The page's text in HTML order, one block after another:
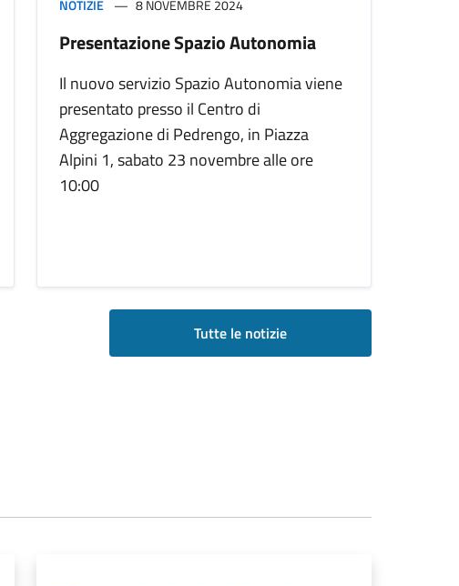
NOTIZIE 8 NOVEMBRE 2024
Presentazione Spazio Autonomia
Il nuovo servizio Spazio Autonomia viene
presentato presso il Centro di
Aggregazione di Pedrengo, in Piazza
Alpini 1, sabato 23 novembre alle ore
10:00
Tutte le notizie